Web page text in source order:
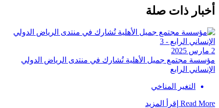
أخبار ذات صلة
2 مارس 2025
مؤسسة مجتمع جميل الأهلية تُشارك في منتدى الرياض الدولي
الإنساني الرابع
التغير المناخي
Read More إقرأ المزيد